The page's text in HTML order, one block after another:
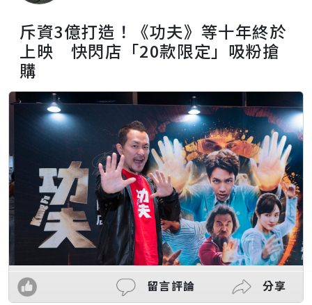
斥資3億打造！《功夫》等十年終於
上映 快閃店「20款限定」吸粉搶
購
留言評論 分享